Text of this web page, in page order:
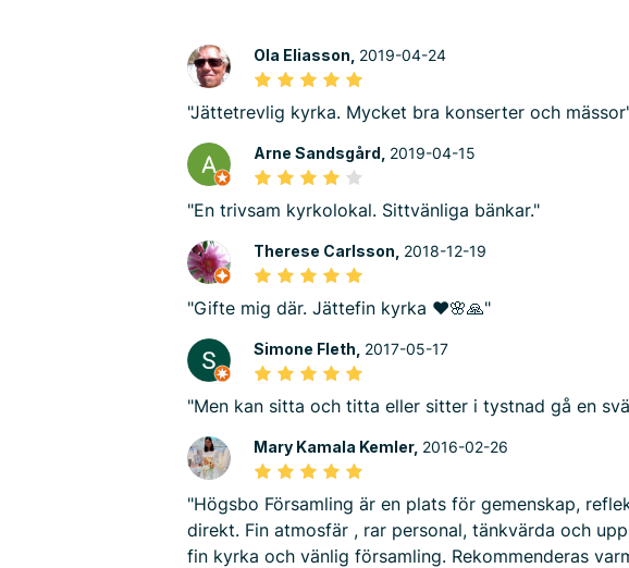
Ola Eliasson, 2019-04-24
"Jättetrevlig kyrka. Mycket bra konserter och
Arne Sandsgård, 2019-04-15
"En trivsam kyrkolokal. Sittvänliga bänkar."
Therese Carlsson, 2018-12-19
"Gifte mig där. Jättefin kyrka ❤️🌸🙏"
Simone Fleth, 2017-05-17
"Men kan sitta och titta eller sitter i tystnad gå en
Mary Kamala Kemler, 2016-02-26
"Högsbo Församling är en plats för gemenskap,
direkt. Fin atmosfär , rar personal, tänkvärda och
fin kyrka och vänlig församling. Rekommenderas